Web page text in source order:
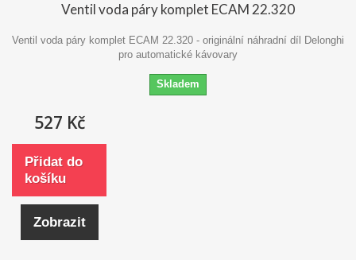
Ventil voda páry komplet ECAM 22.320
Ventil voda páry komplet ECAM 22.320 - originální náhradní díl Delonghi
pro automatické kávovary
Skladem
527 Kč
Přidat do
košíku
Zobrazit